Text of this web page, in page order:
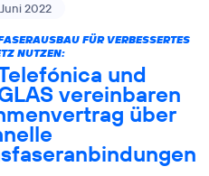
2022
FÜR VERBESSERTES
NUTZEN:
und
vereinbaren
über